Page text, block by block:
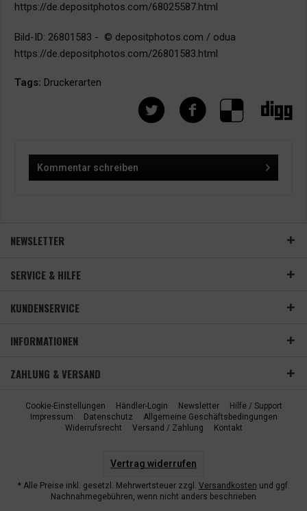
https://de.depositphotos.com/68025587.html
Bild-ID: 26801583 - © depositphotos.com / odua
https://de.depositphotos.com/26801583.html
Tags: Druckerarten
Kommentar schreiben
NEWSLETTER
SERVICE & HILFE
KUNDENSERVICE
INFORMATIONEN
ZAHLUNG & VERSAND
Cookie-Einstellungen Händler-Login Newsletter
Hilfe / Support
Impressum
Datenschutz
Allgemeine Geschäftsbedingungen
Widerrufsrecht
Versand / Zahlung Kontakt
Vertrag widerrufen
* Alle Preise inkl. gesetzl. Mehrwertsteuer zzgl. Versandkosten und ggf.
Nachnahmegebühren, wenn nicht anders beschrieben